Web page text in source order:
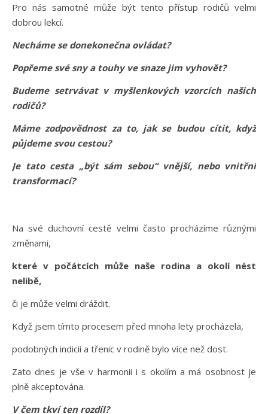
Pro nás samotné může být tento přístup rodičů velmi
dobrou lekcí.
Necháme se donekonečna ovládat?
Popřeme své sny a touhy ve snaze jim vyhovět?
Budeme setrvávat v myšlenkových vzorcích našich
rodičů?
Máme zodpovědnost za to, jak se budou cítit, když
půjdeme svou cestou?
Je tato cesta „být sám sebou“ vnější, nebo vnitřní
transformací?
Na své duchovní cestě velmi často procházíme různými
změnami,
které v počátcích může naše rodina a okolí nést
nelibě,
či je může velmi dráždit.
Když jsem tímto procesem před mnoha lety procházela,
podobných indicií a třenic v rodině bylo více než dost.
Zato dnes je vše v harmonii i s okolím a má osobnost je
plně akceptována.
V čem tkví ten rozdíl?